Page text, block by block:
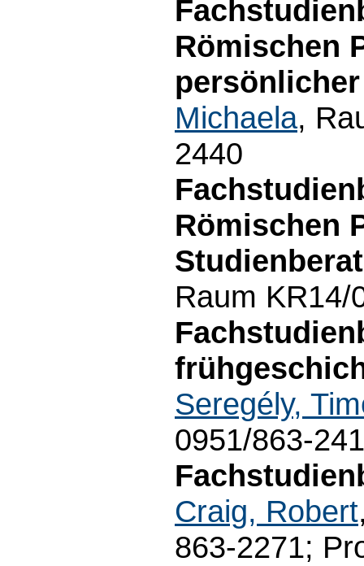
Römischen
Michaela,
2440
Römischen
Raum KR14/
Seregély,
0951/863-
Craig, Robert
863-2271;